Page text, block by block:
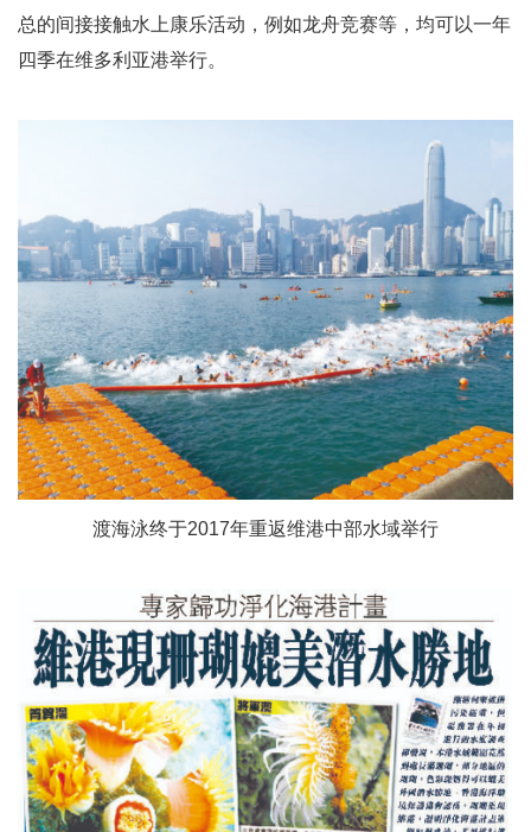
总的间接接触水上康乐活动，例如龙舟竞赛等，均可以一年
四季在维多利亚港举行。
渡海泳终于2017年重返维港中部水域举行